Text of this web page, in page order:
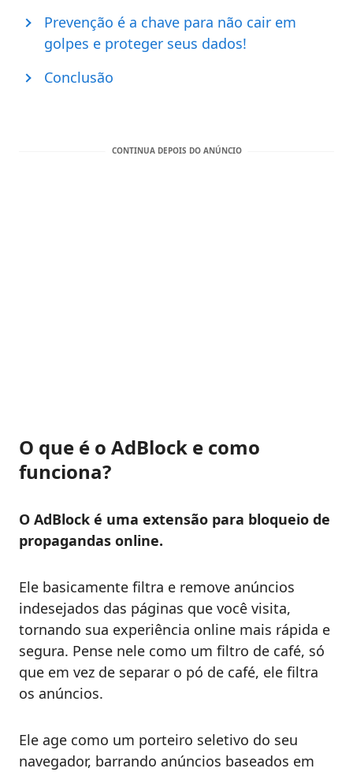
Prevenção é a chave para não cair em
golpes e proteger seus dados!
Conclusão
O que é o AdBlock e como
funciona?
O AdBlock é uma extensão para bloqueio de
propagandas online.
Ele basicamente filtra e remove anúncios
indesejados das páginas que você visita,
tornando sua experiência online mais rápida e
segura. Pense nele como um filtro de café, só
que em vez de separar o pó de café, ele filtra
os anúncios.
Ele age como um porteiro seletivo do seu
navegador, barrando anúncios baseados em